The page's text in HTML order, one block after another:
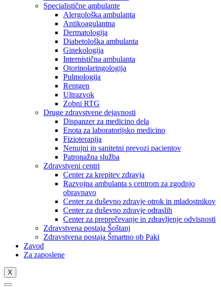
Specialistične ambulante
Alergološka ambulanta
Antikoagulantna
Dermatologija
Diabetološka ambulanta
Ginekologija
Internistična ambulanta
Otorinolaringologija
Pulmologija
Rentgen
Ultrazvok
Zobni RTG
Druge zdravstvene dejavnosti
Dispanzer za medicino dela
Enota za laboratorijsko medicino
Fizioterapija
Nenujni in sanitetni prevozi pacientov
Patronažna služba
Zdravstveni centri
Center za krepitev zdravja
Razvojna ambulanta s centrom za zgodnjo
obravnavo
Center za duševno zdravje otrok in mladostnikov
Center za duševno zdravje odraslih
Center za preprečevanje in zdravljenje odvisnosti
Zdravstvena postaja Šoštanj
Zdravstvena postaja Šmartno ob Paki
Zavod
Za zaposlene
X